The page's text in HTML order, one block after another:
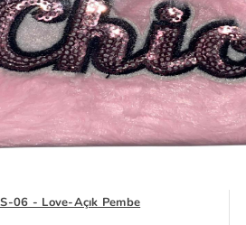
06 - Love-Açık Pembe